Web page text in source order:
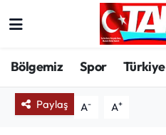
Bölgemiz Spor Türkiye
Paylaş A- A+
Spor
Trabzon Hava Durumu